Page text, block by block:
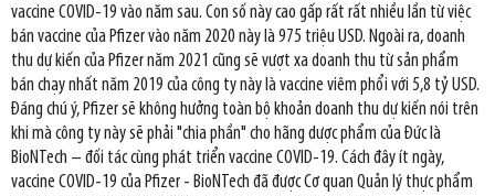
vaccine COVID-19 vào năm sau. Con số này cao gấp rất rất nhiều lần từ việc
bán vaccine của Pfizer vào năm 2020 này là 975 triệu USD. Ngoài ra, doanh
thu dự kiến của Pfizer năm 2021 cũng sẽ vượt xa doanh thu từ sản phẩm
bán chạy nhất năm 2019 của công ty này là vaccine viêm phổi với 5,8 tỷ USD.
Đáng chú ý, Pfizer sẽ không hưởng toàn bộ khoản doanh thu dự kiến nói trên
khi mà công ty này sẽ phải "chia phần" cho hãng dược phẩm của Đức là
BioNTech – đối tác cùng phát triển vaccine COVID-19. Cách đây ít ngày,
vaccine COVID-19 của Pfizer - BioNTech đã được Cơ quan Quản lý thực phẩm